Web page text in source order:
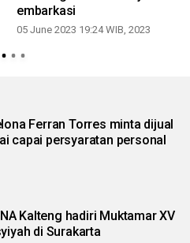
embarkasi
05 June 2023 19:24 WIB, 2023
Ferran Torres minta dijual
capai persyaratan personal
Kalteng hadiri Muktamar XV
di Surakarta